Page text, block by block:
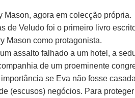
Mason, agora em colecção própria.
de Veludo foi o primeiro livro
Mason como protagonista.
assalto falhado a um hotel, a
de um proeminente
se Eva não fosse
(escusos) negócios. Para